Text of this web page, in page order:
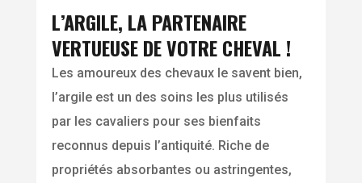
L’ARGILE, LA PARTENAIRE
VERTUEUSE DE VOTRE CHEVAL !
Les amoureux des chevaux le savent bien,
l’argile est un des soins les plus utilisés
par les cavaliers pour ses bienfaits
reconnus depuis l’antiquité. Riche de
propriétés absorbantes ou astringentes,